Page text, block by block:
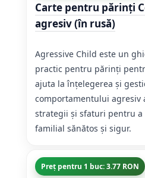
Carte pentru părinți
agresiv (în rusă)
Agressive Child este un
practic pentru părinți
ajuta la înțelegerea și
comportamentului agresiv
strategii și sfaturi pentru a
familial sănătos și sigur.
Preț pentru 1 buc: 3.77 RON